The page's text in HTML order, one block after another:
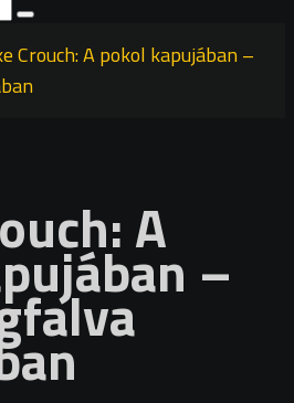
Crouch: A pokol kapujában –
A
–